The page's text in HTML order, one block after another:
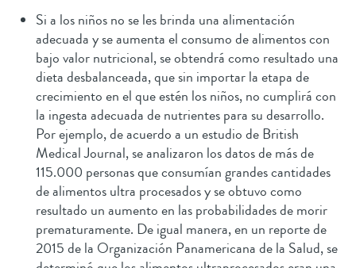
Si a los niños no se les brinda una alimentación
adecuada y se aumenta el consumo de alimentos con
bajo valor nutricional, se obtendrá como resultado una
dieta desbalanceada, que sin importar la etapa de
crecimiento en el que estén los niños, no cumplirá con
la ingesta adecuada de nutrientes para su desarrollo.
Por ejemplo, de acuerdo a un estudio de British
Medical Journal, se analizaron los datos de más de
115.000 personas que consumían grandes cantidades
de alimentos ultra procesados y se obtuvo como
resultado un aumento en las probabilidades de morir
prematuramente. De igual manera, en un reporte de
2015 de la Organización Panamericana de la Salud, se